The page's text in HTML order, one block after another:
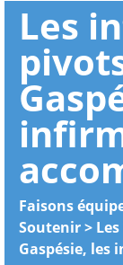
Les
Faisons
Soutenir>
Gaspésie, les